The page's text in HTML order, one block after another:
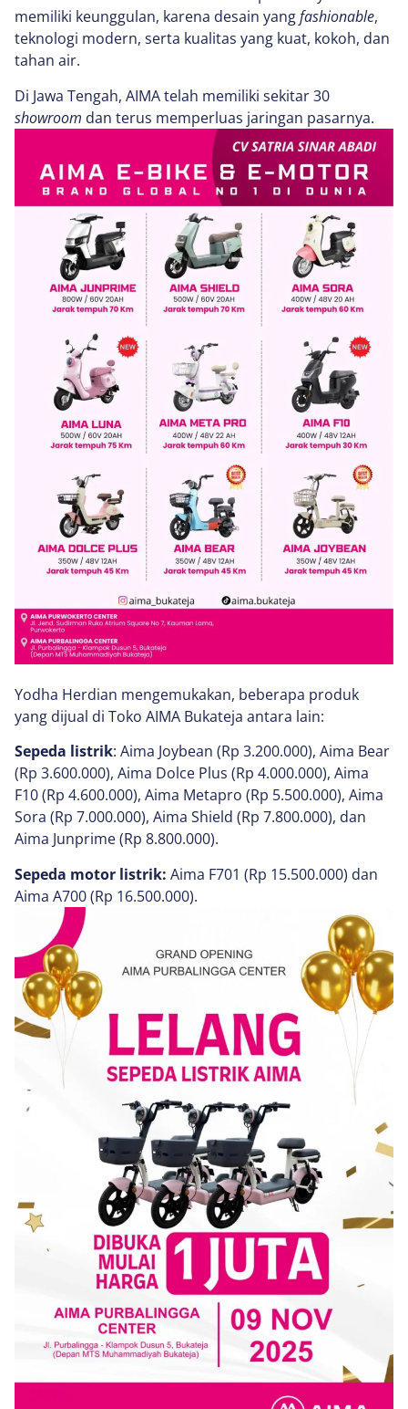
memiliki keunggulan, karena desain yangfashionable,
teknologi modern, serta kualitas yang kuat, kokoh, dan
tahan air.
Di Jawa Tengah, AIMA telah memiliki sekitar 30
showroom dan terus memperluas jaringan pasarnya.
Yodha Herdian mengemukakan, beberapa produk
yang dijual di Toko AIMA Bukateja antara lain:
Sepeda listrik: Aima Joybean (Rp 3.200.000), Aima Bear
(Rp 3.600.000), Aima Dolce Plus (Rp 4.000.000), Aima
F10 (Rp 4.600.000), Aima Metapro (Rp 5.500.000), Aima
Sora (Rp 7.000.000), Aima Shield (Rp 7.800.000), dan
Aima Junprime (Rp 8.800.000).
Sepeda motor listrik: Aima F701 (Rp 15.500.000) dan
Aima A700 (Rp 16.500.000).